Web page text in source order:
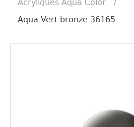
Acryliques Aqua Color
/
Aqua Vert bronze 36165